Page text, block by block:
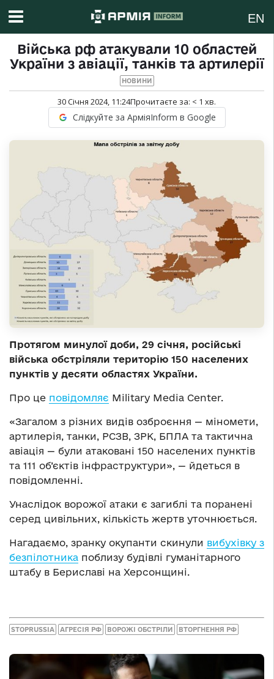
EN
Війська рф атакували 10 областей
України з авіації, танків та артилерії
НОВИНИ
30 Січня 2024, 11:24Прочитаєте за: < 1 хв.
Слідкуйте за АрміяInform в Google
Протягом минулої доби, 29 січня, російські
війська обстріляли територію 150 населених
пунктів у десяти областях України.
Про це повідомляє Military Media Center.
«Загалом з різних видів озброєння — міномети,
артилерія, танки, РСЗВ, ЗРК, БПЛА та тактична
авіація — були атаковані 150 населених пунктів
та 111 об’єктів інфраструктури», — йдеться в
повідомленні.
Унаслідок ворожої атаки є загиблі та поранені
серед цивільних, кількість жертв уточнюється.
Нагадаємо, зранку окупанти скинули вибухівку з
безпілотника поблизу будівлі гуманітарного
штабу в Бериславі на Херсонщині.
STOPRUSSIA АГРЕСІЯ РФ ВОРОЖІ ОБСТРІЛИ ВТОРГНЕННЯ РФ